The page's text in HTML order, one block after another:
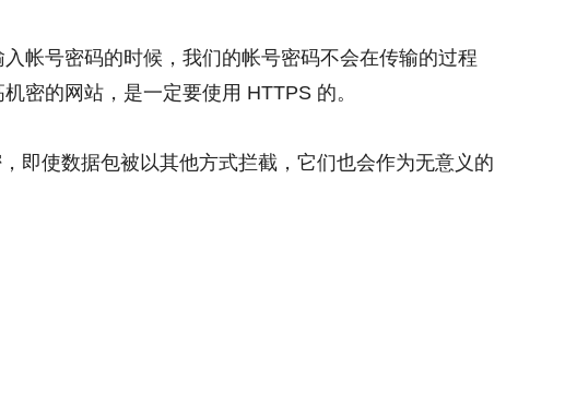
帐号密码的时候，我们的帐号密码不会在传输的过程
密的网站，是一定要使用 HTTPS 的。
即使数据包被以其他方式拦截，它们也会作为无意义的